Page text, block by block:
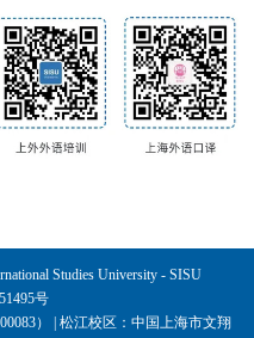
Studies University - SISU
号
） | 松江校区：中国上海市文翔